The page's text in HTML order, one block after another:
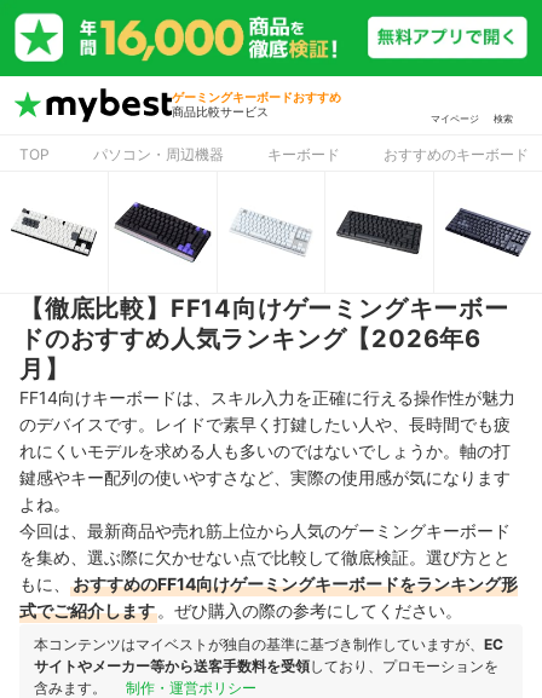
ゲーミングキーボードおすすめ
商品比較サービス
マイページ 検索
TOP パソコン・周辺機器 キーボード おすすめのキーボード
【徹底比較】FF14向けゲーミングキーボー
ドのおすすめ人気ランキング【2026年6
月】
FF14向けキーボードは、スキル入力を正確に行える操作性が魅力
のデバイスです。レイドで素早く打鍵したい人や、長時間でも疲
れにくいモデルを求める人も多いのではないでしょうか。軸の打
鍵感やキー配列の使いやすさなど、実際の使用感が気になります
よね。
今回は、最新商品や売れ筋上位から人気のゲーミングキーボード
を集め、選ぶ際に欠かせない点で比較して徹底検証。選び方とと
もに、
おすすめのFF14向けゲーミングキーボードをランキング形
式でご紹介します 。ぜひ購入の際の参考にしてください。
本コンテンツはマイベストが独自の基準に基づき制作していますが、 EC
サイトやメーカー等から送客手数料を受領しており、プロモーションを
含みます。
制作・運営ポリシー